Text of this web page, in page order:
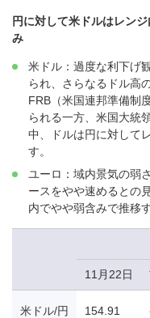
円に対して米ドルはレン
み
米ドル：過度な利下げ
られ、さらなるドル高
FRB（米国連邦準備制
られる一方、米国大統
中、ドルは円に対して
す。
ユーロ：域内景気の弱
ースをやや速めるとの
内でやや弱含みで推移
11月22日
米ドル/円 154.91